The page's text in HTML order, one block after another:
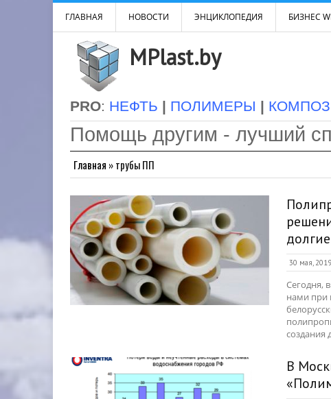
ГЛАВНАЯ НОВОСТИ ЭНЦИКЛОПЕДИЯ БИЗНЕС
MPlast.by
PRO: НЕФТЬ | ПОЛИМЕРЫ |
Помощь другим - лучший
Главная »трубы ПП
30 мая, 2019
Сегодня,
нами при
создания
В